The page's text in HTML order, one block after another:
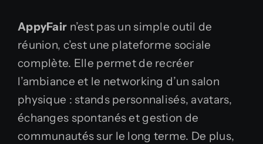
AppyFair n’est pas un simple outil de
réunion, c’est une plateforme sociale
complète. Elle permet de recréer
l’ambiance et le networking d’un salon
physique : stands personnalisés, avatars,
échanges spontanés et gestion de
communautés sur le long terme. De plus,